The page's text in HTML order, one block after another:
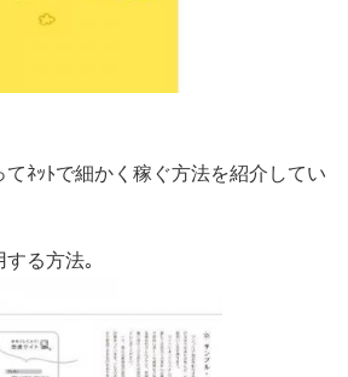
ﾈｯﾄで細かく稼ぐ方法を紹介してい
する方法｡